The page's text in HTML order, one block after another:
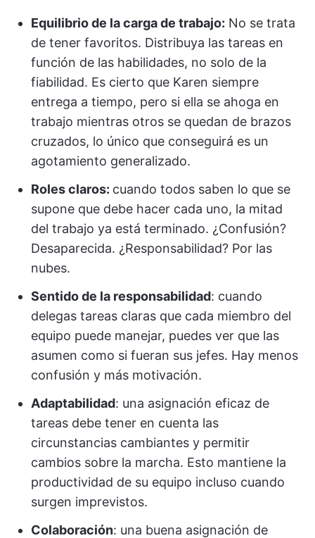
Equilibrio de la carga de trabajo: No se trata
de tener favoritos. Distribuya las tareas en
función de las habilidades, no solo de la
fiabilidad. Es cierto que Karen siempre
entrega a tiempo, pero si ella se ahoga en
trabajo mientras otros se quedan de brazos
cruzados, lo único que conseguirá es un
agotamiento generalizado.
Roles claros: cuando todos saben lo que se
supone que debe hacer cada uno, la mitad
del trabajo ya está terminado. ¿Confusión?
Desaparecida. ¿Responsabilidad? Por las
nubes.
Sentido de la responsabilidad: cuando
delegas tareas claras que cada miembro del
equipo puede manejar, puedes ver que las
asumen como si fueran sus jefes. Hay menos
confusión y más motivación.
Adaptabilidad: una asignación eficaz de
tareas debe tener en cuenta las
circunstancias cambiantes y permitir
cambios sobre la marcha. Esto mantiene la
productividad de su equipo incluso cuando
surgen imprevistos.
Colaboración: una buena asignación de